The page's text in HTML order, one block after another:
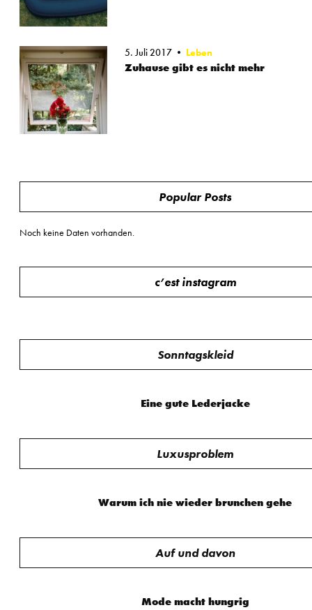
5. Juli 2017 Leben
Zuhause gibt es nicht mehr
Popular Posts
Noch keine Daten vorhanden.
c’est instagram
Sonntagskleid
Eine gute Lederjacke
Luxusproblem
Warum ich nie wieder brunchen gehe
Auf und davon
Mode macht hungrig